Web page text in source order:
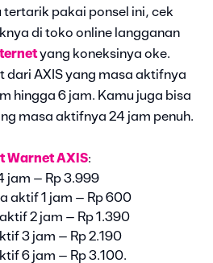
tertarik pakai ponsel ini, cek
di toko online langganan
yang koneksinya oke.
dari AXIS yang masa aktifnya
hingga 6 jam. Kamu juga bisa
masa aktifnya 24 jam penuh.
Warnet AXIS:
jam – Rp 3.999
aktif 1 jam – Rp 600
2 jam – Rp 1.390
3 jam – Rp 2.190
6 jam – Rp 3.100.